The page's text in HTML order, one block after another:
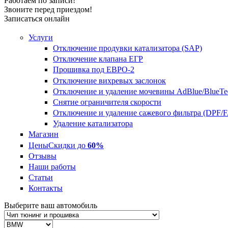
Звоните перед приездом!
Записаться онлайн
Услуги
Отключение продувки катализатора (SAP)
Отключение клапана ЕГР
Прошивка под ЕВРО-2
Отключение вихревых заслонок
Отключение и удаление мочевины AdBlue/
Снятие ограничителя скорости
Отключение и удаление сажевого фильтра (DPF/
Удаление катализатора
Магазин
ЦеныСкидки до 60%
Отзывы
Наши работы
Статьи
Контакты
Выберите ваш автомобиль